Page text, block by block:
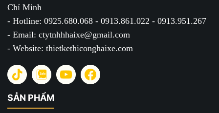
Chí Minh
- Hotline: 0925.680.068 - 0913.861.022 - 0913.951.267
- Email: ctytnhhhaixe@gmail.com
- Website: thietkethiconghaixe.com
SẢN PHẨM